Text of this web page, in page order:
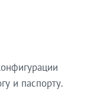
и паспорту.